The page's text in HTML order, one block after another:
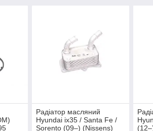
Радіатор масляний
Hyundai ix35 / Santa Fe /
Sorento (09–) (Nissens)